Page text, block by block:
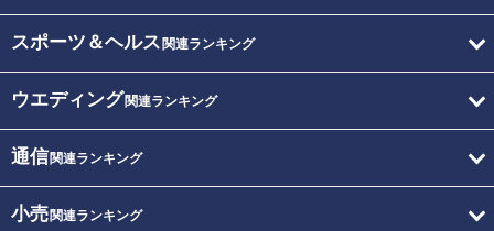
スポーツ＆ヘルス 関連ランキング
ウエディング関連ランキング
通信関連ランキング
小売関連ランキング